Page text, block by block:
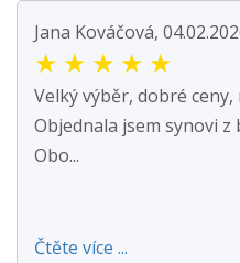
Jana Kováčová,
★ ★ ★ ★ ★
Velký výběr, dobré ceny,
Objednala jsem synovi
Obo...
Čtěte více ...